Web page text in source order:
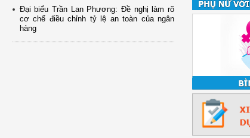
Đại biểu Trần Lan Phương: Đề nghị làm rõ
cơ chế điều chỉnh tỷ lệ an toàn của ngân
hàng